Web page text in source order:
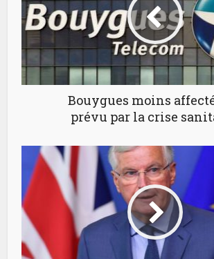
Bouygues moins
prévu par la crise